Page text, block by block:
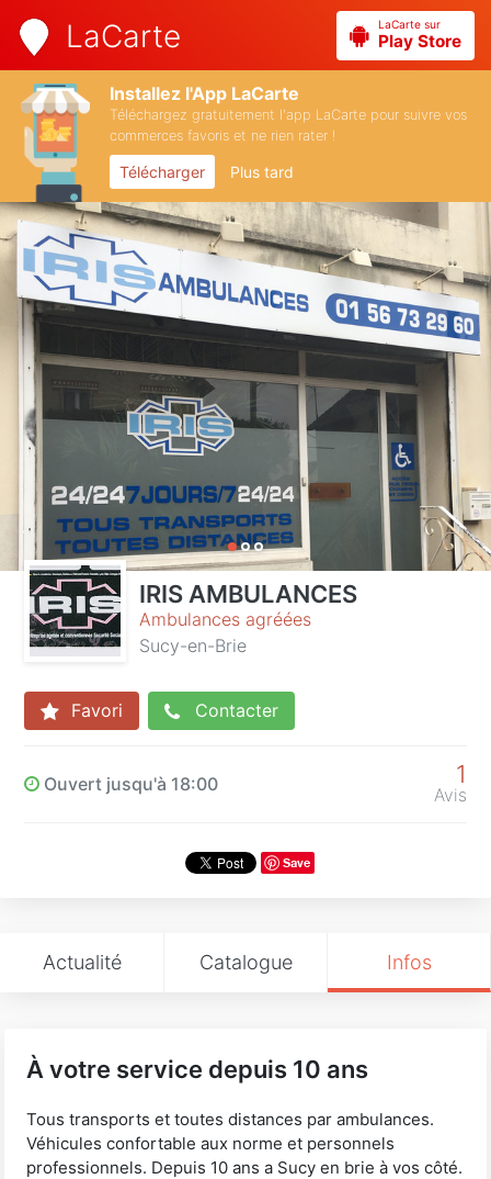
LaCarte LaCarte sur
Play Store
Installez l'App LaCarte
Téléchargez gratuitement l'app LaCarte pour suivre vos
commerces favoris et ne rien rater !
Télécharger Plus tard
IRIS AMBULANCES
Ambulances agréées
Sucy-en-Brie
Favori Contacter
Ouvert jusqu'à 18:00 1
Avis
Save
Actualité Catalogue Infos
À votre service depuis 10 ans
Tous transports et toutes distances par ambulances.
Véhicules confortable aux norme et personnels
professionnels. Depuis 10 ans a Sucy en brie à vos côté.